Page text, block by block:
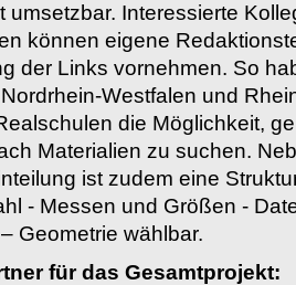
umsetzbar. Interessierte
können eigene
der Links vornehmen. So
Westfalen und
die Möglichkeit,
Materialien zu suchen.
ist zudem eine
- Messen und Größen -
Geometrie wählbar.
für das Gesamtprojekt: